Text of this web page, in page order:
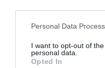
Please note that this
not limited to your visit or
grant or deny consent to
Personal Data
I want to opt-out of
personal data.
Opted In
Tekne agli americani: il
7